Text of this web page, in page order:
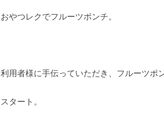
おやつレクでフルーツポンチ。
利用者様に手伝っていただき、フルーツポ
スタート。